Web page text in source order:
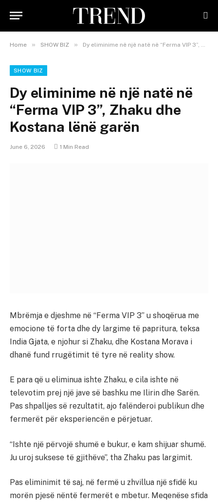
Home » SHOW BIZ » Dy eliminime në një natë në “Ferma VIP 3”, Zhaku dhe Kostana lënë garën
SHOW BIZ
Dy eliminime në një natë në
“Ferma VIP 3”, Zhaku dhe
Kostana lënë garën
June 6, 2026 1 Min Read
Mbrëmja e djeshme në “Ferma VIP 3” u shoqërua me
emocione të forta dhe dy largime të papritura, teksa
India Gjata, e njohur si Zhaku, dhe Kostana Morava i
dhanë fund rrugëtimit të tyre në reality show.
E para që u eliminua ishte Zhaku, e cila ishte në
televotim prej një jave së bashku me Ilirin dhe Sarën.
Pas shpalljes së rezultatit, ajo falënderoi publikun dhe
fermerët për eksperiencën e përjetuar.
“Ishte një përvojë shumë e bukur, e kam shijuar shumë.
Ju uroj suksese të gjithëve”, tha Zhaku pas largimit.
Pas eliminimit të saj, në fermë u zhvillua një sfidë ku
morën pjesë nëntë fermerët e mbetur. Meqenëse sfida